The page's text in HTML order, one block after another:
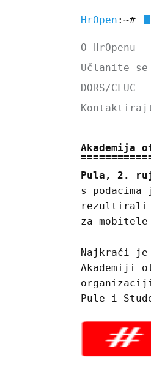
HrOpen :~#
O HrOpenu
Učlanite se
DORS/CLUC
Akademija
Pula, 2.
s
rezultirali
za
Najkraći
Akademiji
Pule i